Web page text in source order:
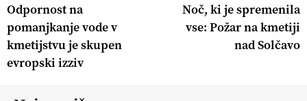
Odpornost na
pomanjkanje vode v
kmetijstvu je skupen
evropski izziv
Noč, ki je spremenila
vse: Požar na kmetiji
nad Solčavo